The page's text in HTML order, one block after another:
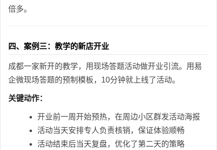
倍多。
四、案例三：教学的新店开业
成都一家新开的教学，用现场答题活动做开业引流。用易
企微现场答题的预制模板，10分钟就上线了活动。
关键动作：
开业前一周开始预热，在周边小区群发活动海报
活动当天安排专人负责核销，保证体验顺畅
活动结束后当天复盘，优化了第二天的策略